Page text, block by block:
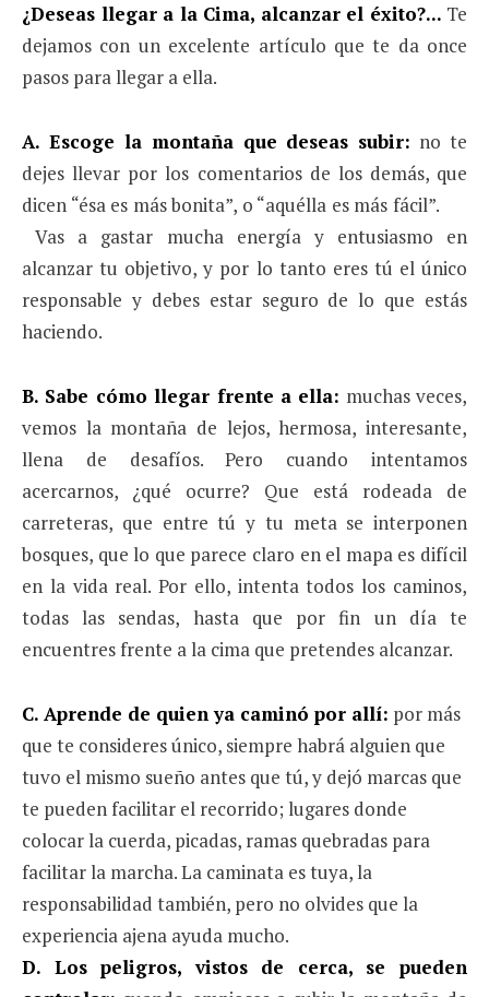
¿Deseas llegar a la Cima, alcanzar el éxito?... Te
dejamos con un excelente artículo que te da once
pasos para llegar a ella.
A. Escoge la montaña que deseas subir: no te
dejes llevar por los comentarios de los demás, que
dicen “ésa es más bonita”, o “aquélla es más fácil”.
Vas a gastar mucha energía y entusiasmo en
alcanzar tu objetivo, y por lo tanto eres tú el único
responsable y debes estar seguro de lo que estás
haciendo.
B. Sabe cómo llegar frente a ella: muchas veces,
vemos la montaña de lejos, hermosa, interesante,
llena de desafíos. Pero cuando intentamos
acercarnos, ¿qué ocurre? Que está rodeada de
carreteras, que entre tú y tu meta se interponen
bosques, que lo que parece claro en el mapa es difícil
en la vida real. Por ello, intenta todos los caminos,
todas las sendas, hasta que por fin un día te
encuentres frente a la cima que pretendes alcanzar.
C. Aprende de quien ya caminó por allí: por más
que te consideres único, siempre habrá alguien que
tuvo el mismo sueño antes que tú, y dejó marcas que
te pueden facilitar el recorrido; lugares donde
colocar la cuerda, picadas, ramas quebradas para
facilitar la marcha. La caminata es tuya, la
responsabilidad también, pero no olvides que la
experiencia ajena ayuda mucho.
D. Los peligros, vistos de cerca, se pueden